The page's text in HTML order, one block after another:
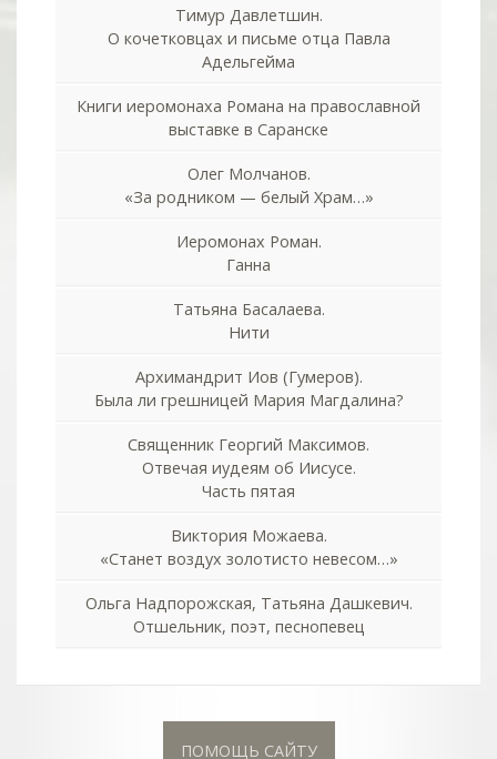
Тимур Давлетшин.
О кочетковцах и письме отца Павла
Адельгейма
Книги иеромонаха Романа на православной
выставке в Саранске
Олег Молчанов.
«За родником — белый Храм…»
Иеромонах Роман.
Ганна
Татьяна Басалаева.
Нити
Архимандрит Иов (Гумеров).
Была ли грешницей Мария Магдалина?
Священник Георгий Максимов.
Отвечая иудеям об Иисусе.
Часть пятая
Виктория Можаева.
«Станет воздух золотисто невесом…»
Ольга Надпорожская, Татьяна Дашкевич.
Отшельник, поэт, песнопевец
ПОМОЩЬ САЙТУ